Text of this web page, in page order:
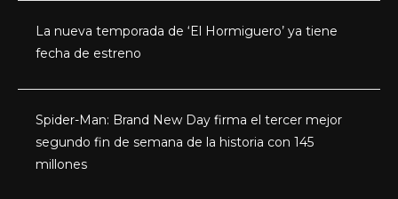
La nueva temporada de ‘El Hormiguero’ ya tiene
fecha de estreno
Spider-Man: Brand New Day firma el tercer mejor
segundo fin de semana de la historia con 145
millones